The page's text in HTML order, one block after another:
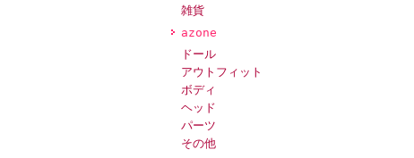
雑貨
azone
ドール
アウトフィット
ボディ
ヘッド
パーツ
その他